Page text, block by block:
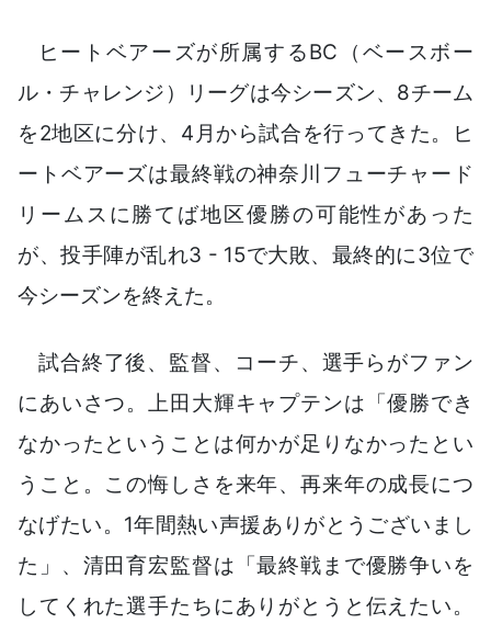
ヒートベアーズが所属するBC（ベースボー
ル・チャレンジ）リーグは今シーズン、8チーム
を2地区に分け、4月から試合を行ってきた。ヒ
ートベアーズは最終戦の神奈川フューチャード
リームスに勝てば地区優勝の可能性があった
が、投手陣が乱れ3 - 15で大敗、最終的に3位で
今シーズンを終えた。
試合終了後、監督、コーチ、選手らがファン
にあいさつ。上田大輝キャプテンは「優勝でき
なかったということは何かが足りなかったとい
うこと。この悔しさを来年、再来年の成長につ
なげたい。1年間熱い声援ありがとうございまし
た」、清田育宏監督は「最終戦まで優勝争いを
してくれた選手たちにありがとうと伝えたい。